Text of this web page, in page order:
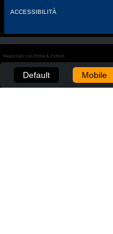
ACCESSIBILITÀ
Realizzato con Plone & Python
Default Mobile